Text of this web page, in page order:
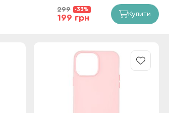
299 -33%
199 грн Купити